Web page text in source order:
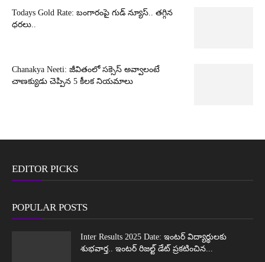
Todays Gold Rate: బంగారంపై గుడ్ న్యూస్.. తగ్గిన
ధరలు..
Chanakya Neeti: జీవితంలో సక్సెస్ అవ్వాలంటే
చాణక్యుడు చెప్పిన 5 కీలక నియమాలు
EDITOR PICKS
POPULAR POSTS
Inter Results 2025 Date: ఇంటర్ విద్యార్థులకు
శుభవార్త.. ఇంటర్ రిజల్ట్ డేట్ ప్రకటించిన...